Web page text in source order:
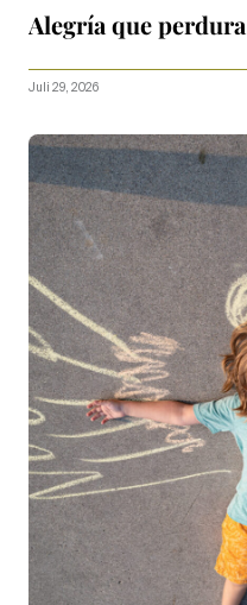
Alegría que perdura
Juli 29, 2026